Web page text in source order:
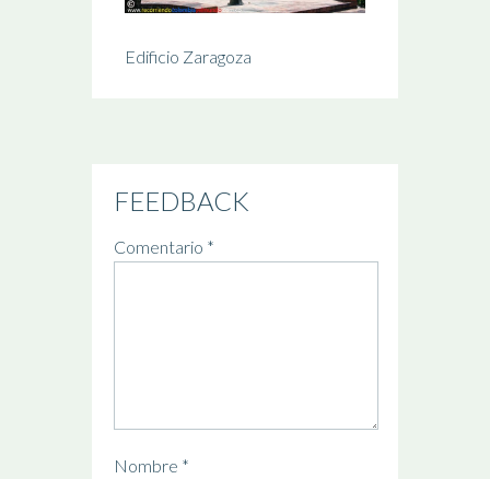
Edificio Zaragoza
FEEDBACK
Comentario *
Nombre *